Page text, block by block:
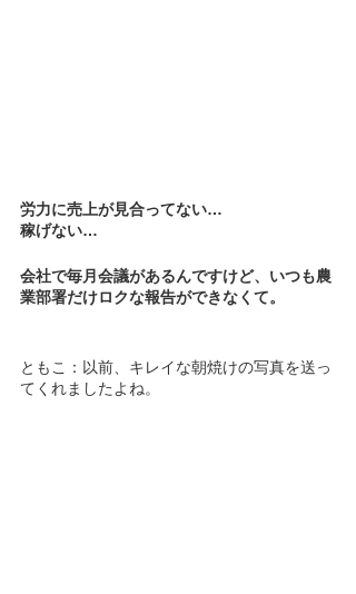
労力に売上が見合ってない…
稼げない…
会社で毎月会議があるんですけど、いつも農
業部署だけロクな報告ができなくて。
ともこ：以前、キレイな朝焼けの写真を送っ
てくれましたよね。